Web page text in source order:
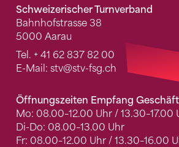
Schweizerischer Turnverband
Bahnhofstrasse 38
5000 Aarau
Tel. + 41 62 837 82 00
E-Mail: stv@stv-fsg.ch
Öffnungszeiten Empfang
Mo: 08.00–12.00 Uhr / 13.30–17.00
Di-Do: 08.00–13.00 Uhr
Fr: 08.00–12.00 Uhr / 13.30–16.00